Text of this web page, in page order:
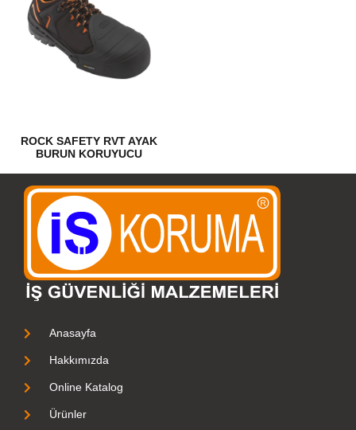
ROCK SAFETY RVT AYAK
BURUN KORUYUCU
Anasayfa
Hakkımızda
Online Katalog
Ürünler